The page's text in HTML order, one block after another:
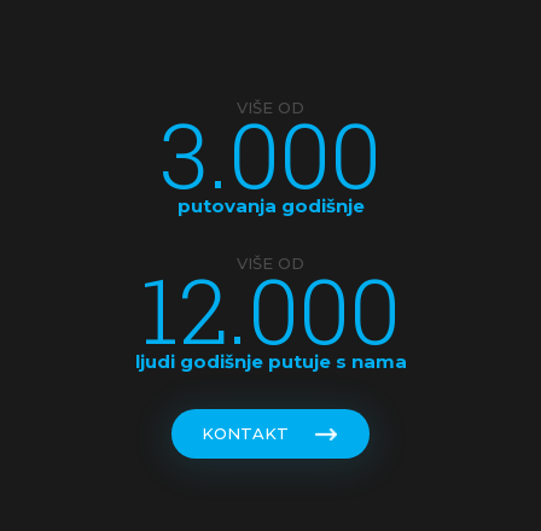
VIŠE OD
3.000
putovanja godišnje
VIŠE OD
12.000
ljudi godišnje putuje s nama
KONTAKT